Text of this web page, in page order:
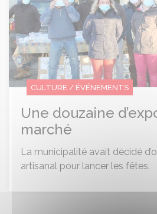
CULTURE / ÉVÉNEMENTS
Une douzaine
marché
La municipalité avait décidé
artisanal pour lancer les fêtes.